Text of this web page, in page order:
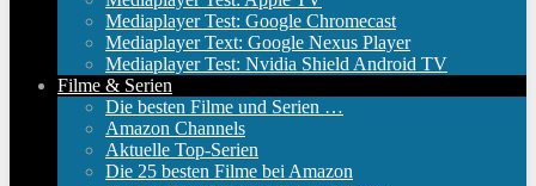
Mediaplayer Test: Google Chromecast
Mediaplayer Text: Google Nexus Player
Mediaplayer Test: Nvidia Shield Android TV
Filme & Serien
Die besten Filme und Serien …
Amazon Channels
Aktuelle Top-Serien
Die 25 besten Filme bei Amazon